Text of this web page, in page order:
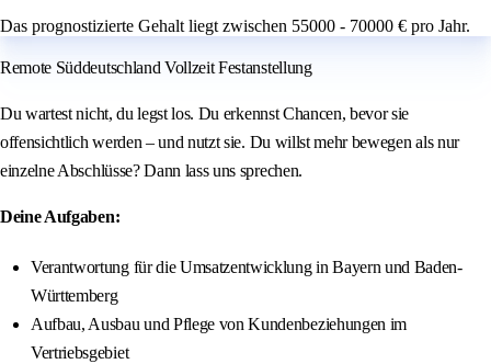
Das prognostizierte Gehalt liegt zwischen 55000 - 70000 € pro Jahr.
Remote Süddeutschland Vollzeit Festanstellung
Du wartest nicht, du legst los. Du erkennst Chancen, bevor sie
offensichtlich werden – und nutzt sie. Du willst mehr bewegen als nur
einzelne Abschlüsse? Dann lass uns sprechen.
Deine Aufgaben:
Verantwortung für die Umsatzentwicklung in Bayern und Baden-
Württemberg
Aufbau, Ausbau und Pflege von Kundenbeziehungen im
Vertriebsgebiet